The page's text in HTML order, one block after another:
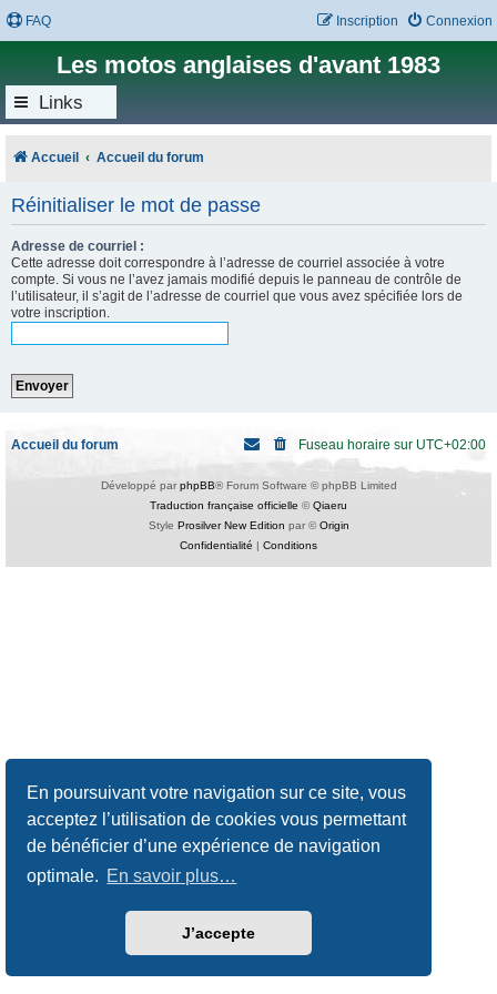
En poursuivant votre navigation sur ce site, vous
acceptez l’utilisation de cookies vous permettant
de bénéficier d’une expérience de navigation
optimale. En savoir plus…
J’accepte
FAQ Connexion
Inscription
Les motos anglaises d'avant 1983
Links
Accueil Accueil du forum
Réinitialiser le mot de passe
Adresse de courriel :
Cette adresse doit correspondre à l’adresse de courriel associée à votre
compte. Si vous ne l’avez jamais modifié depuis le panneau de contrôle de
l’utilisateur, il s’agit de l’adresse de courriel que vous avez spécifiée lors de
votre inscription.
Accueil du forum Fuseau horaire sur UTC+02:00
Développé par phpBB® Forum Software © phpBB Limited
Traduction française officielle ©Qiaeru
Style Prosilver New Edition par ©Origin
Confidentialité
Conditions